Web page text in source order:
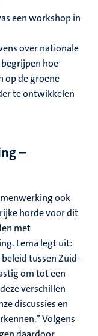
een workshop in
over nationale
hoe
op de groene
te ontwikkelen
–
ook
horde voor dit
met
Lema legt uit:
tussen Zuid-
om tot een
verschillen
discussies en
Volgens